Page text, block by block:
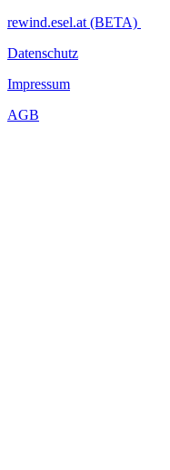
rewind.esel.at (BETA)
Datenschutz
Impressum
AGB